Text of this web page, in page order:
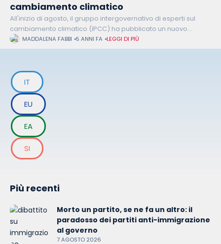
cambiamento climatico
All'inizio di agosto, il gruppo intergovernativo di esperti sul
cambiamento climatico (IPCC) ha pubblicato un nuovo
rapporto contenente ulteriori dati, precisazioni ed evidenze
scientifiche sul tema del cambiamento climatico. A fronte
MADDALENA FABBI 5 ANNI FA LEGGI DI PIÙ
IT
EU
EA
SI
Più recenti
Morto un partito, se ne fa un altro: il
paradosso dei partiti anti-immigrazione
al governo
7 AGOSTO 2026